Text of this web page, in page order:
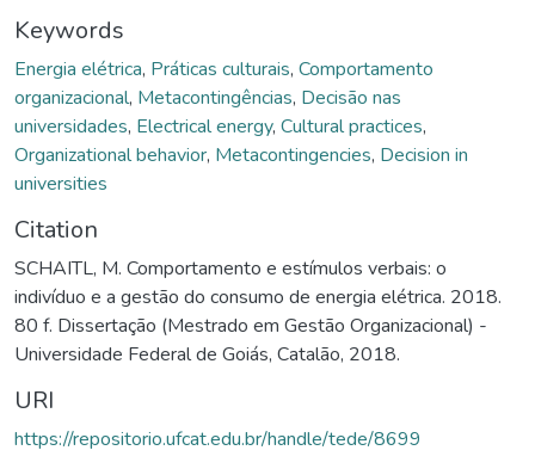
Keywords
Energia elétrica, Práticas culturais, Comportamento
organizacional, Metacontingências, Decisão nas
universidades, Electrical energy, Cultural practices,
Organizational behavior, Metacontingencies, Decision in
universities
Citation
SCHAITL, M. Comportamento e estímulos verbais: o
indivíduo e a gestão do consumo de energia elétrica. 2018.
80 f. Dissertação (Mestrado em Gestão Organizacional) -
Universidade Federal de Goiás, Catalão, 2018.
URI
https://repositorio.ufcat.edu.br/handle/tede/8699